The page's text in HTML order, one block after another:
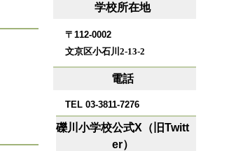
学校所在地
〒112-0002
文京区小石川2-13-2
電話
TEL 03-3811-7276
礫川小学校公式X（旧Twitt
er）